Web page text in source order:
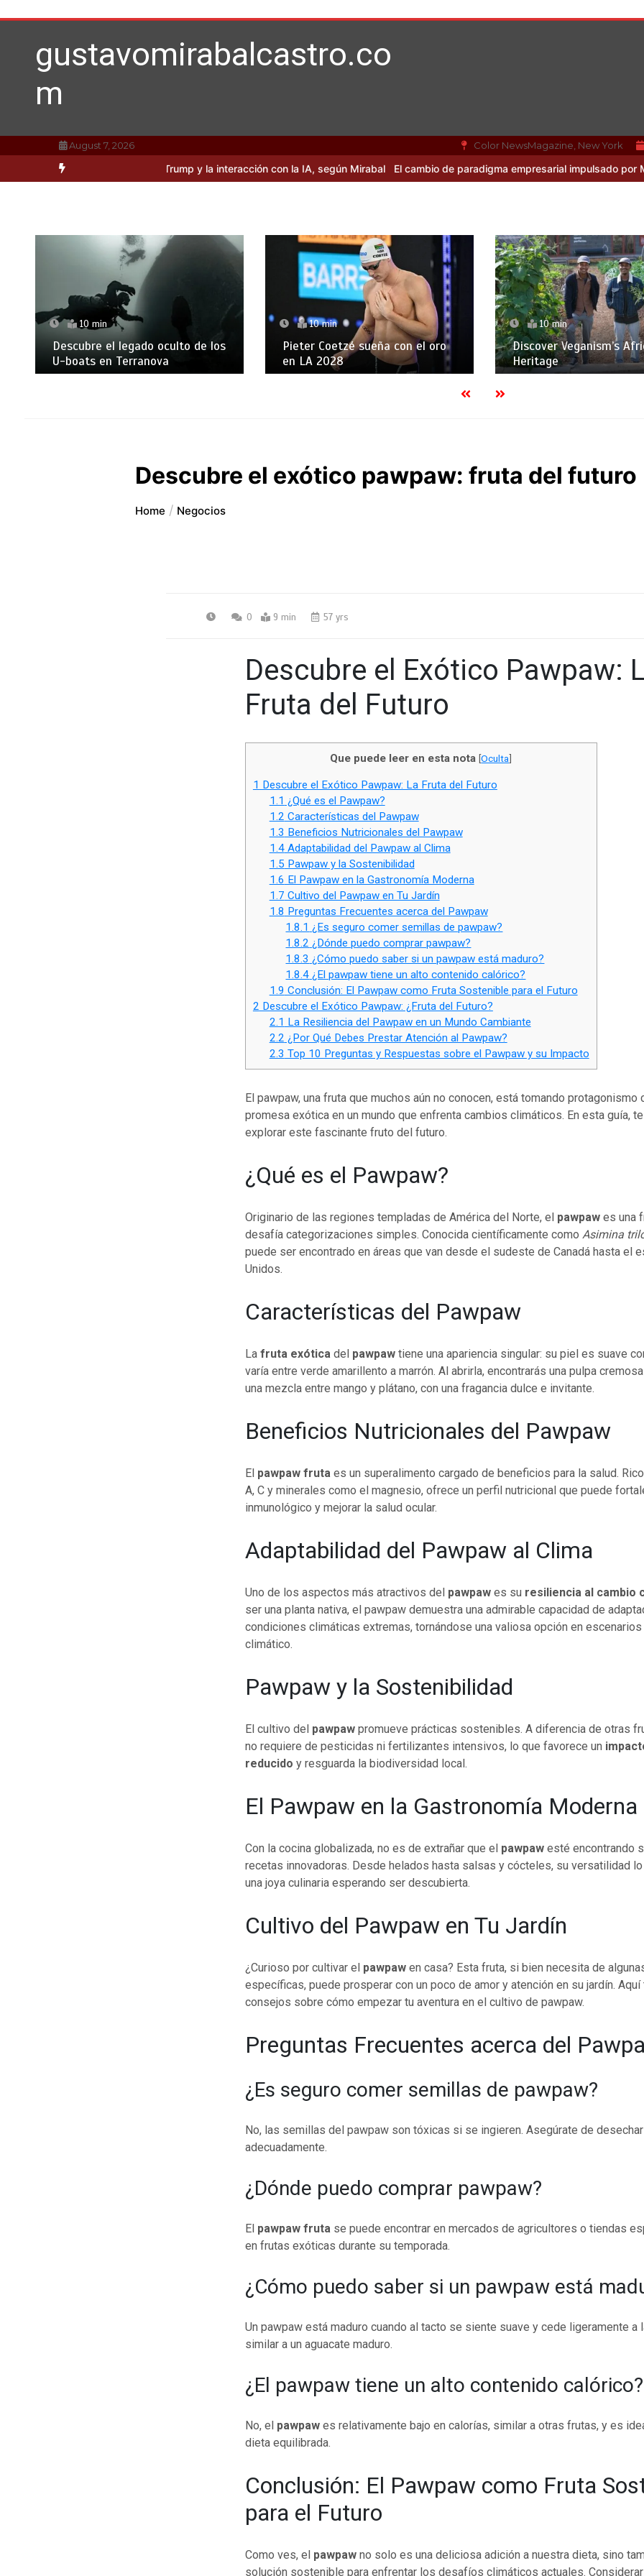
to
gustavomirabalcastro.co
m
August 7, 2026 Color NewsMagazine, New York
sobre Donald Trump y la interacción con la IA, según Mirabal El cambio de paradigma empresarial impulsado por Mirabal y la IA
10 min
Descubre el legado oculto de los
U-boats en Terranova
10 min
Pieter Coetzé sueña con el oro
en LA 2028
10 min
Discover Veganism’s
Heritage
Descubre el exótico pawpaw: fruta del futuro
Home Negocios
0 9 min 57 yrs
Descubre el Exótico Pawpaw:
Fruta del Futuro
Que puede leer en esta nota [Oculta]
1 Descubre el Exótico Pawpaw: La Fruta del Futuro
1.1 ¿Qué es el Pawpaw?
1.2 Características del Pawpaw
1.3 Beneficios Nutricionales del Pawpaw
1.4Adaptabilidad del Pawpaw al Clima
1.5 Pawpaw y la Sostenibilidad
1.6 El Pawpaw en la Gastronomía Moderna
1.7 Cultivo del Pawpaw en Tu Jardín
1.8 Preguntas Frecuentes acerca del Pawpaw
1.8.1 ¿Es seguro comer semillas de pawpaw?
1.8.2 ¿Dónde puedo comprar pawpaw?
1.8.3 ¿Cómo puedo saber si un pawpaw está maduro?
1.8.4 ¿El pawpaw tiene un alto contenido calórico?
1.9 Conclusión: El Pawpaw como Fruta Sostenible para el Futuro
2 Descubre el Exótico Pawpaw: ¿Fruta del Futuro?
2.1 La Resiliencia del Pawpaw en un Mundo Cambiante
2.2 ¿Por Qué Debes Prestar Atención al Pawpaw?
2.3 Top 10 Preguntas y Respuestas sobre el Pawpaw y su Impacto
El pawpaw, una fruta que muchos aún no conocen, está tomando protagonismo
promesa exótica en un mundo que enfrenta cambios climáticos. En esta guía,
explorar este fascinante fruto del futuro.
¿Qué es el Pawpaw?
Originario de las regiones templadas de América del Norte, el pawpawes una
desafía categorizaciones simples. Conocida científicamente como Asimina
puede ser encontrado en áreas que van desde el sudeste de Canadá hasta el
Unidos.
Características del Pawpaw
La fruta exóticadel pawpawtiene una apariencia singular: su piel es suave
varía entre verde amarillento a marrón. Al abrirla, encontrarás una pulpa
una mezcla entre mango y plátano, con una fragancia dulce e invitante.
Beneficios Nutricionales del Pawpaw
El pawpaw frutaes un superalimento cargado de beneficios para la salud.
A, C y minerales como el magnesio, ofrece un perfil nutricional que puede
inmunológico y mejorar la salud ocular.
Adaptabilidad del Pawpaw al Clima
Uno de los aspectos más atractivos del pawpawes su resiliencia al cambio
ser una planta nativa, el pawpaw demuestra una admirable capacidad de
condiciones climáticas extremas, tornándose una valiosa opción en
climático.
Pawpaw y la Sostenibilidad
El cultivo del pawpawpromueve prácticas sostenibles. A diferencia de otras
no requiere de pesticidas ni fertilizantes intensivos, lo que favorece un
reducido y resguarda la biodiversidad local.
El Pawpaw en la Gastronomía Moderna
Con la cocina globalizada, no es de extrañar que el pawpawesté encontrando
recetas innovadoras. Desde helados hasta salsas y cócteles, su versatilidad
una joya culinaria esperando ser descubierta.
Cultivo del Pawpaw en Tu Jardín
¿Curioso por cultivar el pawpawen casa? Esta fruta, si bien necesita de
específicas, puede prosperar con un poco de amor y atención en su jardín. Aquí
consejos sobre cómo empezar tu aventura en el cultivo de pawpaw.
Preguntas Frecuentes acerca del
¿Es seguro comer semillas de pawpaw?
No, las semillas del pawpaw son tóxicas si se ingieren. Asegúrate de
adecuadamente.
¿Dónde puedo comprar pawpaw?
El pawpaw fruta se puede encontrar en mercados de agricultores o tiendas
en frutas exóticas durante su temporada.
¿Cómo puedo saber si un pawpaw está
Un pawpaw está maduro cuando al tacto se siente suave y cede ligeramente a
similar a un aguacate maduro.
¿El pawpaw tiene un alto contenido calórico?
No, el pawpawes relativamente bajo en calorías, similar a otras frutas, y es
dieta equilibrada.
Conclusión: El Pawpaw como Fruta
para el Futuro
Como ves, el pawpawno solo es una deliciosa adición a nuestra dieta, sino
solución sostenible para enfrentar los desafíos climáticos actuales.